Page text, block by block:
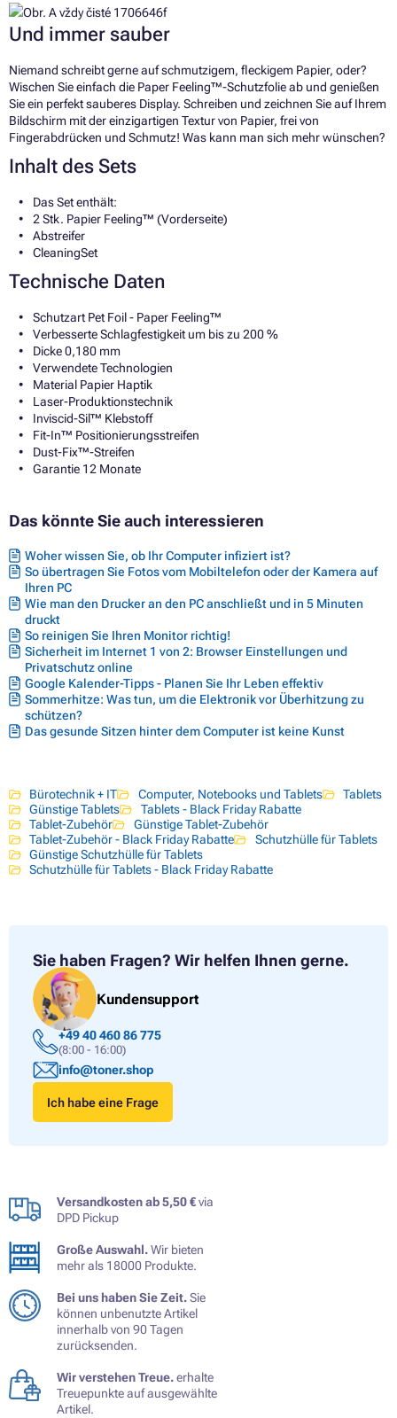
Und immer sauber
Niemand schreibt gerne auf schmutzigem, fleckigem Papier, oder?
Wischen Sie einfach die Paper Feeling™-Schutzfolie ab und genießen
Sie ein perfekt sauberes Display. Schreiben und zeichnen Sie auf Ihrem
Bildschirm mit der einzigartigen Textur von Papier, frei von
Fingerabdrücken und Schmutz! Was kann man sich mehr wünschen?
Inhalt des Sets
Das Set enthält:
2 Stk. Papier Feeling™ (Vorderseite)
Abstreifer
CleaningSet
Technische Daten
Schutzart Pet Foil - Paper Feeling™
Verbesserte Schlagfestigkeit um bis zu 200 %
Dicke 0,180 mm
Verwendete Technologien
Material Papier Haptik
Laser-Produktionstechnik
Inviscid-Sil™ Klebstoff
Fit-In™ Positionierungsstreifen
Dust-Fix™-Streifen
Garantie 12 Monate
Das könnte Sie auch interessieren
Woher wissen Sie, ob Ihr Computer infiziert ist?
So übertragen Sie Fotos vom Mobiltelefon oder der Kamera auf
Ihren PC
Wie man den Drucker an den PC anschließt und in 5 Minuten
druckt
So reinigen Sie Ihren Monitor richtig!
Sicherheit im Internet 1 von 2: Browser Einstellungen und
Privatschutz online
Google Kalender-Tipps - Planen Sie Ihr Leben effektiv
Sommerhitze: Was tun, um die Elektronik vor Überhitzung zu
schützen?
Das gesunde Sitzen hinter dem Computer ist keine Kunst
Bürotechnik + IT Computer, Notebooks und Tablets
Tablets
Günstige Tablets
Tablets - Black Friday Rabatte
Tablet-Zubehör
Günstige Tablet-Zubehör
Tablet-Zubehör - Black Friday Rabatte
Schutzhülle für Tablets
Günstige Schutzhülle für Tablets
Schutzhülle für Tablets - Black Friday Rabatte
Sie haben Fragen? Wir helfen Ihnen gerne.
Kundensupport
+49 40 460 86 775
(8:00 - 16:00)
info@toner.shop
Ich habe eine Frage
Versandkosten ab 5,50 €via
DPD Pickup
Große Auswahl.Wir bieten
mehr als 18000 Produkte.
Bei uns haben Sie Zeit.Sie
können unbenutzte Artikel
innerhalb von 90 Tagen
zurücksenden.
Wir verstehen Treue.erhalte
Treuepunkte auf ausgewählte
Artikel.